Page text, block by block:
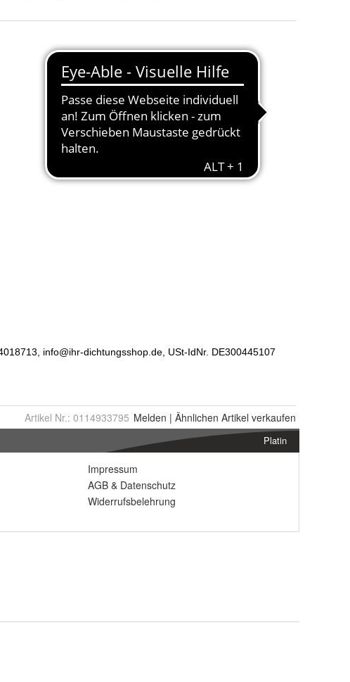
Artikel Nr.: 0114933795 Melden | Ähnlichen Artikel verkaufen
Platin
Impressum
AGB & Datenschutz
Widerrufsbelehrung